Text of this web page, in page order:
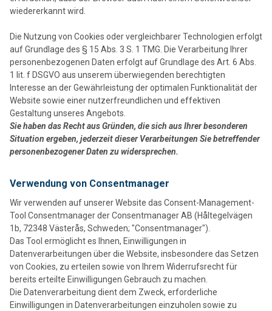
wiedererkannt wird.
Die Nutzung von Cookies oder vergleichbarer Technologien erfolgt
auf Grundlage des § 15 Abs. 3 S. 1 TMG. Die Verarbeitung Ihrer
personenbezogenen Daten erfolgt auf Grundlage des Art. 6 Abs.
1 lit. f DSGVO aus unserem überwiegenden berechtigten
Interesse an der Gewährleistung der optimalen Funktionalität der
Website sowie einer nutzerfreundlichen und effektiven
Gestaltung unseres Angebots.
Sie haben das Recht aus Gründen, die sich aus Ihrer besonderen
Situation ergeben, jederzeit dieser Verarbeitungen Sie betreffender
personenbezogener Daten zu widersprechen.
Verwendung von Consentmanager
Wir verwenden auf unserer Website das Consent-Management-
Tool Consentmanager der Consentmanager AB (Håltegelvägen
1b, 72348 Västerås, Schweden; "Consentmanager").
Das Tool ermöglicht es Ihnen, Einwilligungen in
Datenverarbeitungen über die Website, insbesondere das Setzen
von Cookies, zu erteilen sowie von Ihrem Widerrufsrecht für
bereits erteilte Einwilligungen Gebrauch zu machen.
Die Datenverarbeitung dient dem Zweck, erforderliche
Einwilligungen in Datenverarbeitungen einzuholen sowie zu